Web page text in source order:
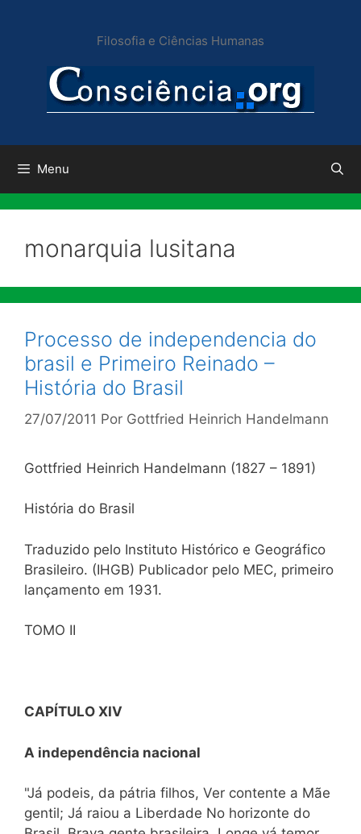
conteúdo
Filosofia e Ciências Humanas
Menu
monarquia lusitana
Processo de independencia do
brasil e Primeiro Reinado –
História do Brasil
27/07/2011 Por Gottfried Heinrich Handelmann
Gottfried Heinrich Handelmann (1827 – 1891)
História do Brasil
Traduzido pelo Instituto Histórico e Geográfico
Brasileiro. (IHGB) Publicador pelo MEC, primeiro
lançamento em 1931.
TOMO II
CAPÍTULO XIV
A independência nacional
"Já podeis, da pátria filhos, Ver contente a Mãe
gentil; Já raiou a Liberdade No horizonte do